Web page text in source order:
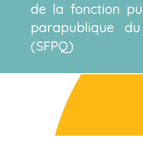
de la fonction
parapublique
(SFPQ)